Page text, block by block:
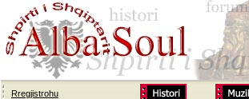
Rregjistrohu